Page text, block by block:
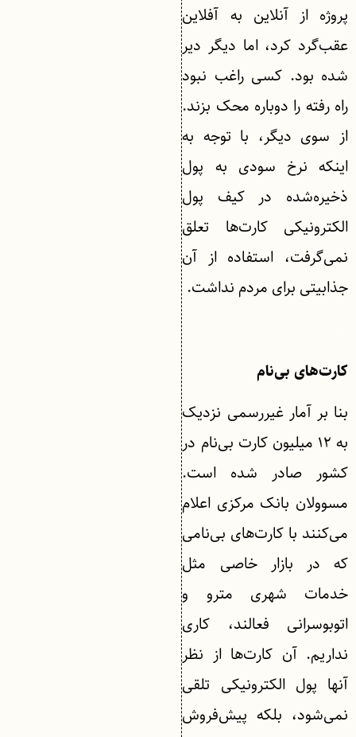
پروژه از آنلاین به آفلاین
عقب‌گرد کرد، اما دیگر دیر
شده بود. کسی راغب نبود
راه رفته را دوباره محک بزند.
از سوی دیگر، با توجه به
اینکه نرخ سودی به پول
ذخیره‌شده در کیف پول
الکترونیکی کارت‌ها تعلق
نمی‌گرفت، استفاده از آن
جذابیتی برای مردم نداشت.
کارت‌های بی‌نام
بنا بر آمار غیررسمی نزدیک
به ۱۲ میلیون کارت بی‌نام در
کشور صادر شده است.
مسوولان بانک مرکزی اعلام
می‌کنند با کارت‌های بی‌نامی
که در بازار خاصی مثل
خدمات شهری مترو و
اتوبوسرانی فعالند، کاری
نداریم. آن کارت‌ها از نظر
آنها پول الکترونیکی تلقی
نمی‌شود، بلکه پیش‌فروش